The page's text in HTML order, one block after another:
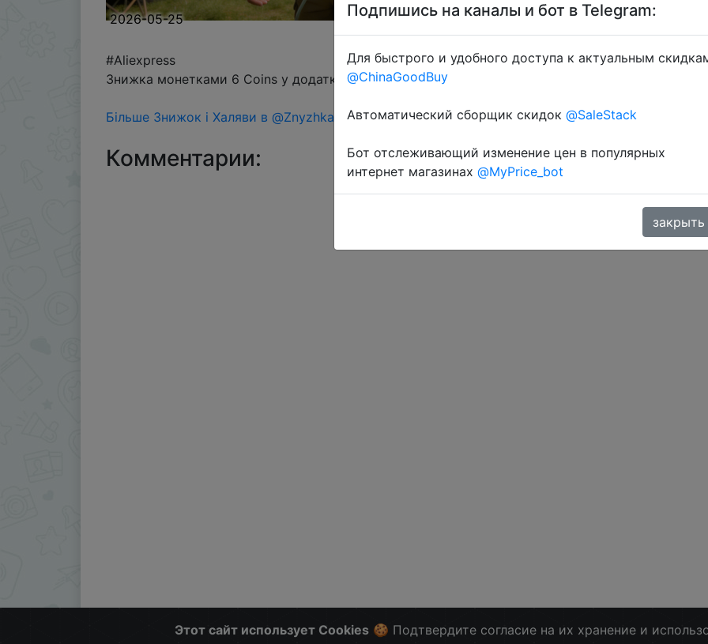
2026-05-25
#Aliexpress
Знижка монетками 6 Coins у додатку через розділ монет.
Більше Знижок і Халяви в @ZnyzhkaUA
Комментарии:
Этот сайт использует Cookies🍪 Подтвердите согласие на их хранение и
Подпишись на каналы и бот в Telegram:
Для быстрого и удобного доступа к актуальным
@ChinaGoodBuy
Автоматический сборщик скидок @SaleStack
Бот отслеживающий изменение цен в популярных
интернет магазинах @MyPrice_bot
закрыть